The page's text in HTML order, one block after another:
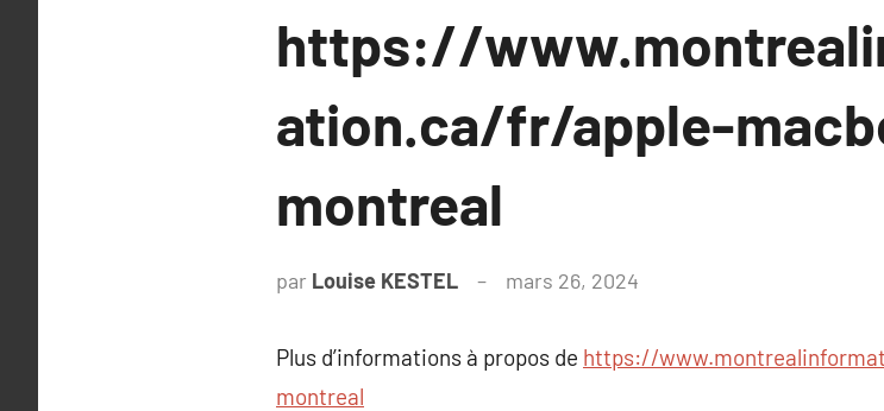
https://
ation.ca/fr/apple-
montreal
par Louise KESTEL mars 26, 2024
Plus d’informations à propos de https://
montreal